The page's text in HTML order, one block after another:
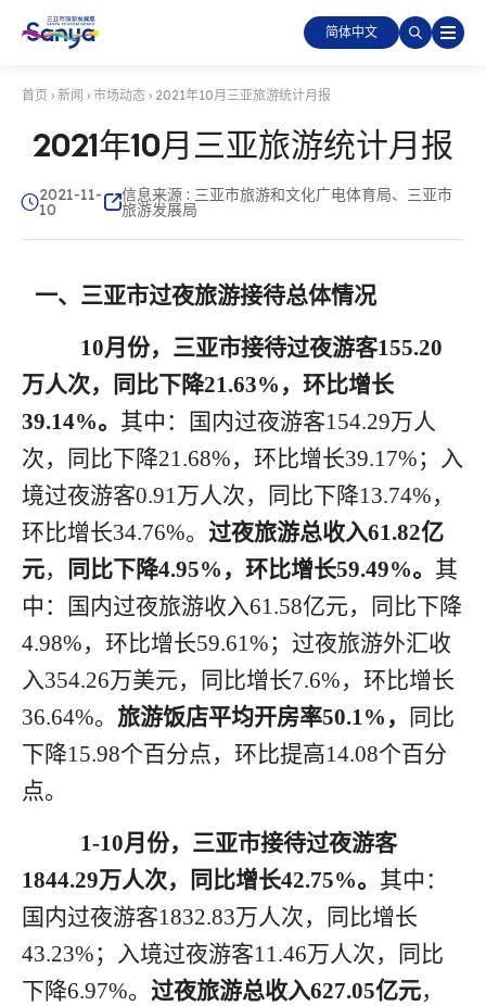
简体中文
首页 › 新闻 › 市场动态 › 2021年10月三亚旅游统计月报
2021年10月三亚旅游统计月报
2021-11-
10
信息来源 : 三亚市旅游和文化广电体育局、三亚市
旅游发展局
一、三亚市过夜旅游接待总体情况
10月 份，三亚市接待过夜游客155.20
万人次，同比下降21.63% ，环比增长
39.14%。 其中：国内过夜游客154.29万人
次，同比下降21.68%，环比增长39.17%；入
境过夜游客0.91万人次，同比下降13.74%，
环比增长34.76%。 过夜旅游总收入61.82亿
元， 同比下降4.95% ，环比增长59.49%。 其
中：国内过夜旅游收入61.58亿元，同比下降
4.98%，环比增长59.61%； 过夜旅游外汇收
入354.26万美元，同比增长7.6%，环比增长
36.64%。 旅游饭店平均开房率50.1%，
同比
下降15.98个百分点 ，环比提高14.08个百分
点。
1-10月 份，三亚市接待过夜游客
1844.29万人次，同比增长42.75%。 其中：
国内过夜游客1832.83万人次，同比增长
43.23%；入境过夜游客11.46万人次，同比
下降6.97%。 过夜旅游总收入627.05亿元，